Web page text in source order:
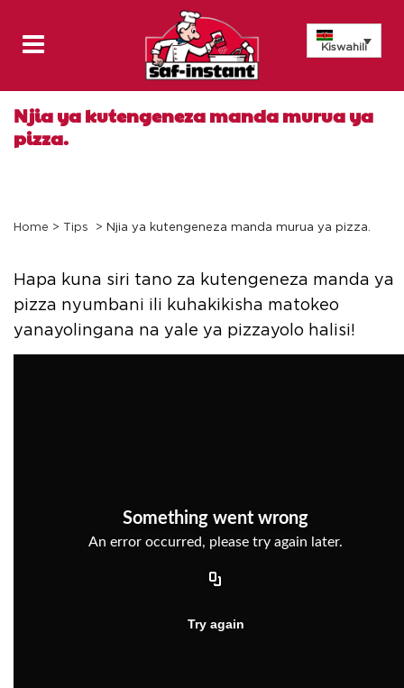
Kiswahili
Njia ya kutengeneza manda murua ya
pizza.
Home > Tips > Njia ya kutengeneza manda murua ya pizza.
Hapa kuna siri tano za kutengeneza manda ya
pizza nyumbani ili kuhakikisha matokeo
yanayolingana na yale ya pizzayolo halisi!